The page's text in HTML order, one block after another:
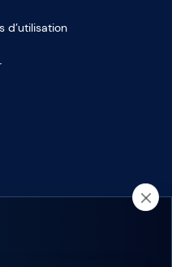
d’utilisation